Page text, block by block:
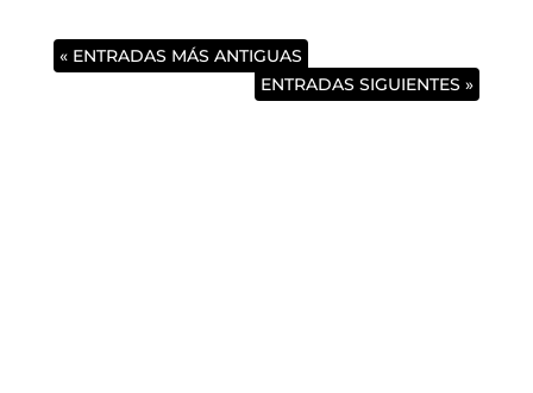
« ENTRADAS MÁS ANTIGUAS
ENTRADAS SIGUIENTES »